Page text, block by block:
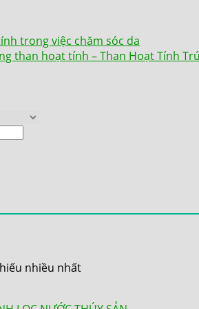
trong việc chăm sóc da
than hoạt tính – Than Hoạt Tính
nhiều nhất